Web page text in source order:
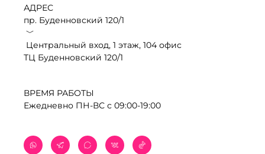
АДРЕС
пр. Буденновский 120/1
﹀
Центральный вход, 1 этаж, 104 офис
ТЦ Буденновский 120/1
ВРЕМЯ РАБОТЫ
Ежедневно ПН-ВС с 09:00-19:00